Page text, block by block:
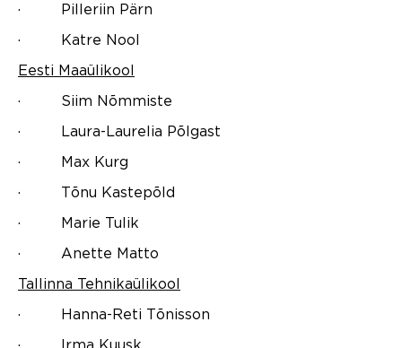
· Pilleriin Pärn
· Katre Nool
Eesti Maaülikool
· Siim Nõmmiste
· Laura-Laurelia Põlgast
· Max Kurg
· Tõnu Kastepõld
· Marie Tulik
· Anette Matto
Tallinna Tehnikaülikool
· Hanna-Reti Tõnisson